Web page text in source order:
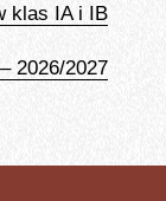
klas IA i IB
2026/2027